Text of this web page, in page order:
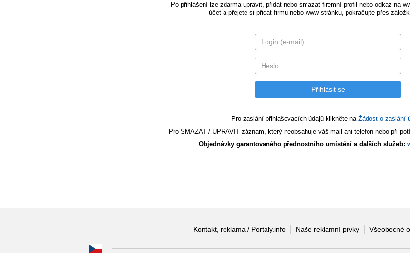
Po přihlášení lze zdarma upravit, přidat nebo smazat firemní profil nebo odkaz na
účet a přejete si přidat firmu nebo www stránku, pokračujte přes
Pro zaslání přihlašovacích údajů klikněte na Žádost o zaslání
Pro SMAZAT / UPRAVIT záznam, který neobsahuje váš mail ani telefon nebo při
Objednávky garantovaného přednostního umístění a dalších služeb:
Kontakt, reklama / Portaly.info Naše reklamní prvky Všeobecné